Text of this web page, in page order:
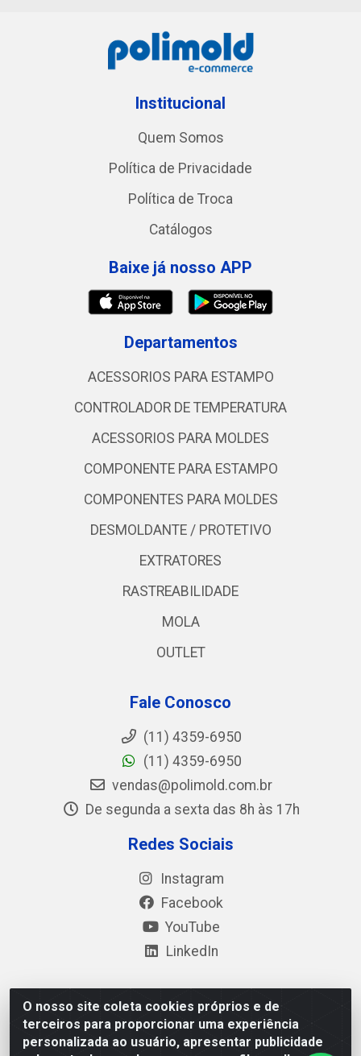
O nosso site coleta cookies próprios e de
terceiros para proporcionar uma experiência
personalizada ao usuário, apresentar publicidade
Institucional
Quem Somos
Política de Privacidade
Política de Troca
Catálogos
Baixe já nosso APP
Departamentos
ACESSORIOS PARA ESTAMPO
CONTROLADOR DE TEMPERATURA
ACESSORIOS PARA MOLDES
COMPONENTE PARA ESTAMPO
COMPONENTES PARA MOLDES
DESMOLDANTE / PROTETIVO
EXTRATORES
RASTREABILIDADE
MOLA
OUTLET
Fale Conosco
(11) 4359-6950
(11) 4359-6950
vendas@polimold.com.br
De segunda a sexta das 8h às 17h
Redes Sociais
Instagram
Facebook
YouTube
LinkedIn
Polimold Industrial Ltda - Estrada dos Casa, 4585 – São
Bernardo do Campo / SP – CEP: 09.840-000 - CNPJ
44.106.466/0001-41